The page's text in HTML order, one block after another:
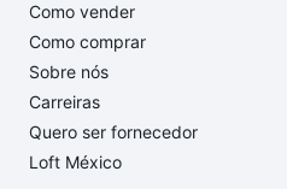
Como vender
Como comprar
Sobre nós
Carreiras
Quero ser fornecedor
Loft México